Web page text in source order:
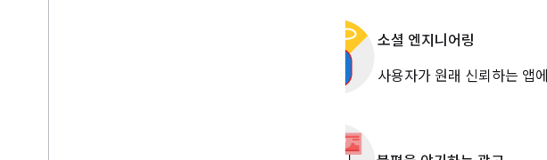
소셜 엔지니어링
사용자가 원래 신뢰하는 앱